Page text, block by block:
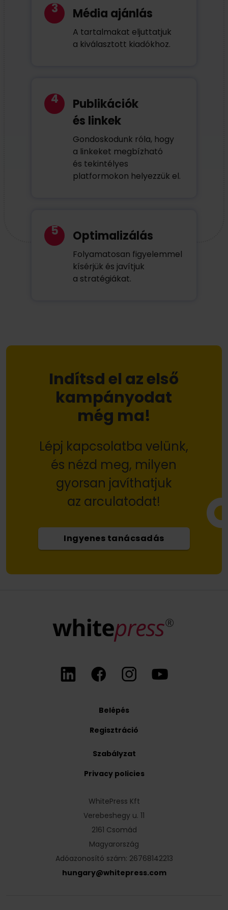
3 Média ajánlás
A tartalmakat eljuttatjuk
a kiválasztott kiadókhoz.
4
Publikációk
és linkek
Gondoskodunk róla, hogy
a linkeket megbízható
és tekintélyes
platformokon helyezzük el.
5 Optimalizálás
Folyamatosan figyelemmel
kísérjük és javítjuk
a stratégiákat.
Indítsd el az első
kampányodat
még ma!
Lépj kapcsolatba velünk,
és nézd meg, milyen
gyorsan javíthatjuk
az arculatodat!
Ingyenes tanácsadás
Belépés
Regisztráció
WhitePress Kft
Verebeshegy u. 11
2161 Csomád
Magyarország
Adóazonosító szám: 26768142213
hungary@whitepress.com
Szabályzat
Privacy policies